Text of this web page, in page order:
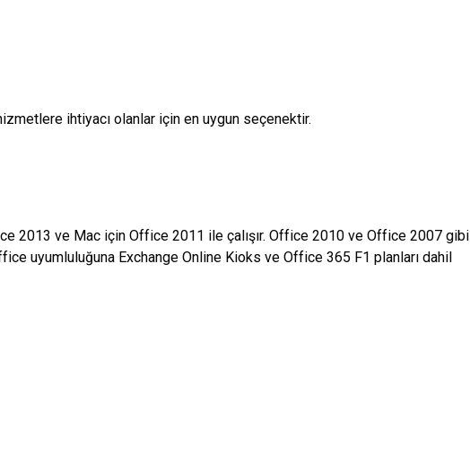
ihtiyacı olanlar için en uygun seçenektir.
2013 ve Mac için Office 2011 ile çalışır. Office 2010 ve Office 2007 gibi
uyumluluğuna Exchange Online Kioks ve Office 365 F1 planları dahil